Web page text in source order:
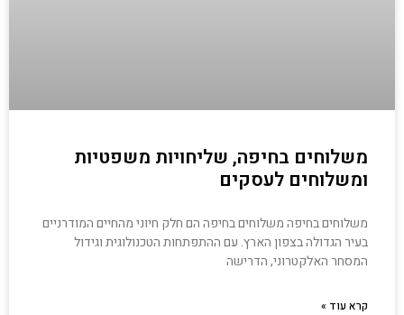
משלוחים בחיפה, שליחויות משפטיות
ומשלוחים לעסקים
משלוחים בחיפה משלוחים בחיפה הם חלק חיוני מהחיים המודרניים
בעיר הגדולה בצפון הארץ. עם ההתפתחות הטכנולוגית וגידול
המסחר האלקטרוני, הדרישה
קרא עוד »